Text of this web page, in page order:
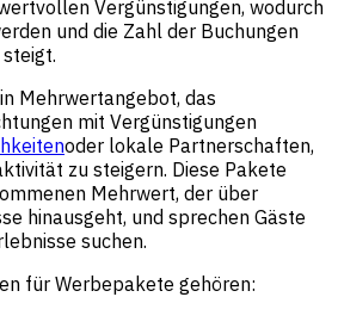
Vergünstigungen, wodurch
und die Zahl der Buchungen
Mehrwertangebot, das
mit Vergünstigungen
oder lokale Partnerschaften,
zu steigern. Diese Pakete
Mehrwert, der über
hinausgeht, und sprechen Gäste
suchen.
für Werbepakete gehören: